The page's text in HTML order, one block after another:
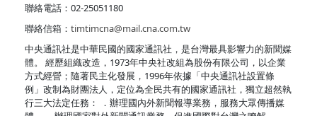
聯絡電話：02-25051180
聯絡信箱： timtimcna@mail.cna.com.tw
中央通訊社是中華民國的國家通訊社，是台灣最具影響力的新聞媒
體。 經歷組織改造，1973年中央社改組為股份有限公司，以企業
方式經營；隨著民主化發展，1996年依據「中央通訊社設置條
例」改制為財團法人，定位為全民共有的國家通訊社，獨立超然執
行三大法定任務： ．辦理國內外新聞報導業務，服務大眾傳播媒